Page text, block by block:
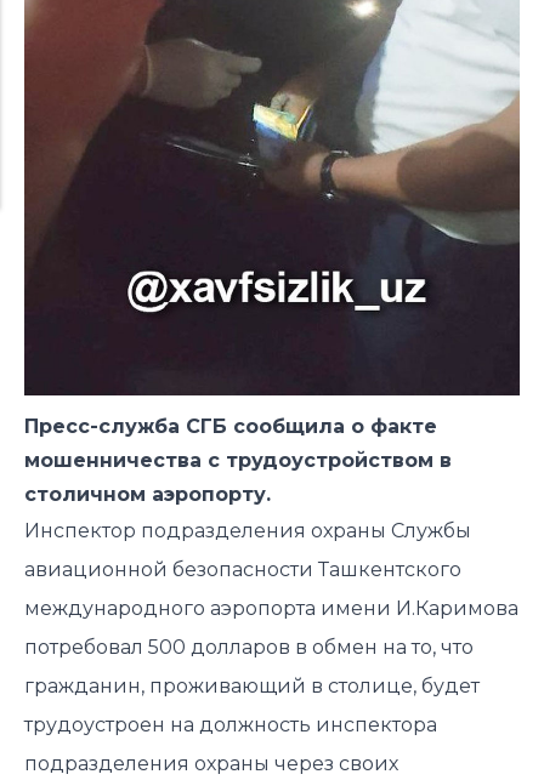
Пресс-служба СГБ сообщила о факте
мошенничества с трудоустройством в
столичном аэропорту.
️Инспектор подразделения охраны Службы
авиационной безопасности Ташкентского
международного аэропорта имени И.Каримова
потребовал 500 долларов в обмен на то, что
гражданин, проживающий в столице, будет
трудоустроен на должность инспектора
подразделения охраны через своих